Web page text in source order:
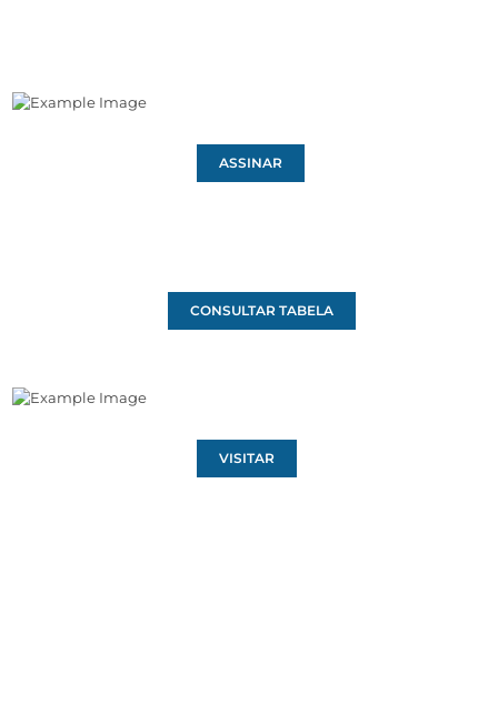
ASSINAR
CONSULTAR TABELA
VISITAR